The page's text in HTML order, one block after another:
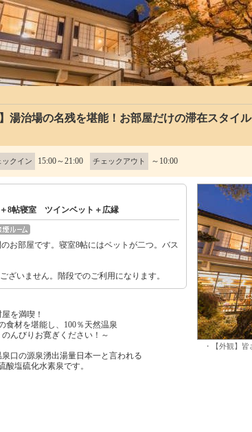
湯治場の名残を堪能！お部屋だけの滞在スタイ
ックイン 15:00～21:00 チェックアウト ～10:00
8帖寝室 ツインベット＋広縁
お部屋です。寝室8帖にはベットが二つ。バス
ざいません。階段でのご利用になります。
・【外観】
を満喫！
食材を堪能し、100％天然温泉
んびりお寛ぎください！～
口の源泉湧出湯量日本一と言われる
酸塩硫化水素泉です。